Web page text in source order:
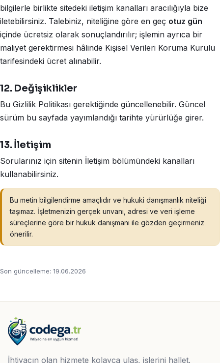
bilgilerle birlikte sitedeki iletişim kanalları aracılığıyla bize
iletebilirsiniz. Talebiniz, niteliğine göre en geç otuz gün
içinde ücretsiz olarak sonuçlandırılır; işlemin ayrıca bir
maliyet gerektirmesi hâlinde Kişisel Verileri Koruma Kurulu
tarifesindeki ücret alınabilir.
12. Değişiklikler
Bu Gizlilik Politikası gerektiğinde güncellenebilir. Güncel
sürüm bu sayfada yayımlandığı tarihte yürürlüğe girer.
13. İletişim
Sorularınız için sitenin İletişim bölümündeki kanalları
kullanabilirsiniz.
Bu metin bilgilendirme amaçlıdır ve hukuki danışmanlık niteliği
taşımaz. İşletmenizin gerçek unvanı, adresi ve veri işleme
süreçlerine göre bir hukuk danışmanı ile gözden geçirmeniz
önerilir.
Son güncelleme: 19.06.2026
İhtiyacın olan hizmete kolayca ulaş, işlerini hallet.